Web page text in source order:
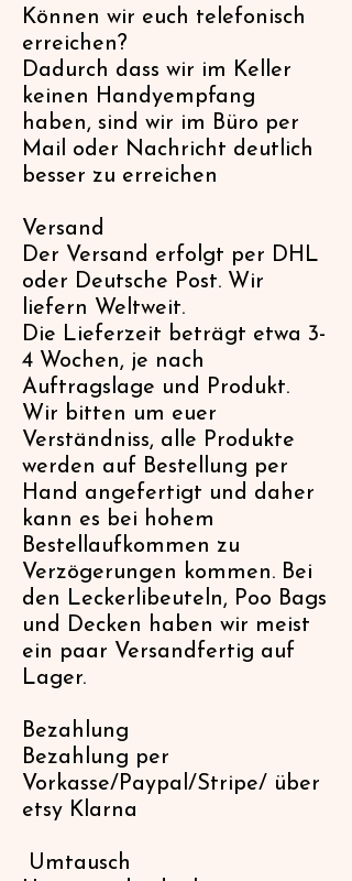
Können wir euch telefonisch
erreichen?
Dadurch dass wir im Keller
keinen Handyempfang
haben, sind wir im Büro per
Mail oder Nachricht deutlich
besser zu erreichen
Versand
Der Versand erfolgt per DHL
oder Deutsche Post. Wir
liefern Weltweit.
Die Lieferzeit beträgt etwa 3-
4 Wochen, je nach
Auftragslage und Produkt.
Wir bitten um euer
Verständniss, alle Produkte
werden auf Bestellung per
Hand angefertigt und daher
kann es bei hohem
Bestellaufkommen zu
Verzögerungen kommen. Bei
den Leckerlibeuteln, Poo Bags
und Decken haben wir meist
ein paar Versandfertig auf
Lager.
Bezahlung
Bezahlung per
Vorkasse/Paypal/Stripe/ über
etsy Klarna
Umtausch